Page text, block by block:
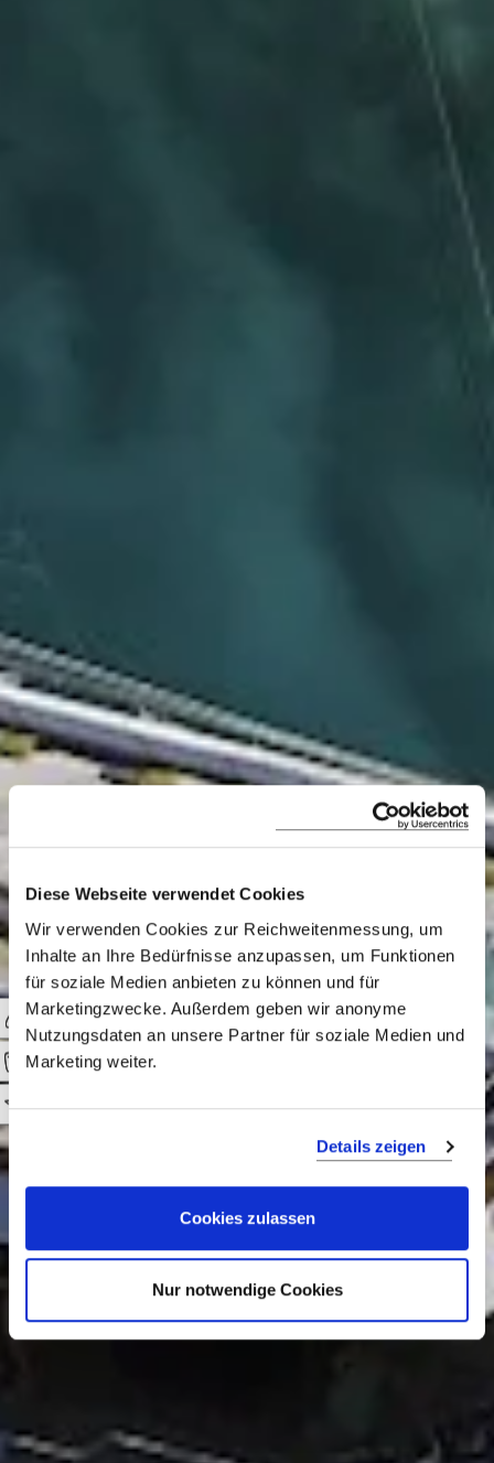
Diese Webseite verwendet Cookies
Wir verwenden Cookies zur Reichweitenmessung, um
Inhalte an Ihre Bedürfnisse anzupassen, um Funktionen
für soziale Medien anbieten zu können und für
Marketingzwecke. Außerdem geben wir anonyme
Nutzungsdaten an unsere Partner für soziale Medien und
Marketing weiter.
Details zeigen
Cookies zulassen
Nur notwendige Cookies
MSY Lady
Gita
Away from it all in style